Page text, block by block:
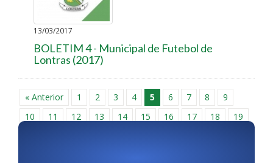
13/03/2017
BOLETIM 4 - Municipal de Futebol de
Lontras (2017)
« Anterior 1 2 3 4 5 6 7 8
9
10
11 12 13 14 15 16 17 18
19